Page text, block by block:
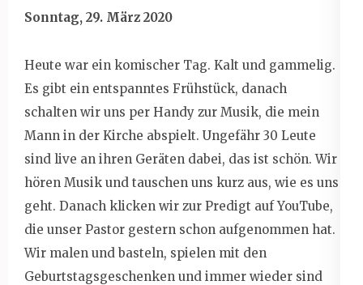
Sonntag, 29. März 2020
Heute war ein komischer Tag. Kalt und gammelig.
Es gibt ein entspanntes Frühstück, danach
schalten wir uns per Handy zur Musik, die mein
Mann in der Kirche abspielt. Ungefähr 30 Leute
sind live an ihren Geräten dabei, das ist schön. Wir
hören Musik und tauschen uns kurz aus, wie es uns
geht. Danach klicken wir zur Predigt auf YouTube,
die unser Pastor gestern schon aufgenommen hat.
Wir malen und basteln, spielen mit den
Geburtstagsgeschenken und immer wieder sind